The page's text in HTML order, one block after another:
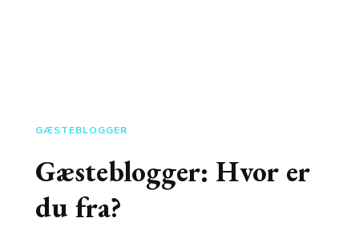
GÆSTEBLOGGER
Gæsteblogger: Hvor er
du fra?